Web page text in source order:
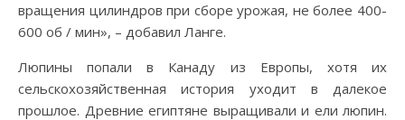
вращения цилиндров при сборе урожая, не более 400-
600 об / мин», – добавил Ланге.
Люпины попали в Канаду из Европы, хотя их
сельскохозяйственная история уходит в далекое
прошлое. Древние египтяне выращивали и ели люпин.